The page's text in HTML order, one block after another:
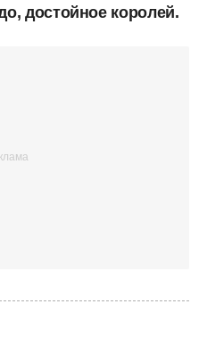
достойное королей.